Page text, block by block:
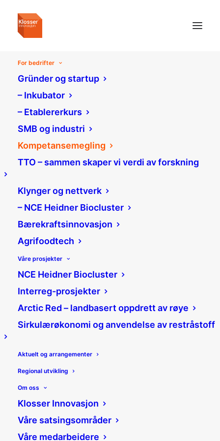
For bedrifter
Gründer og startup
– Inkubator
– Etablererkurs
SMB og industri
Kompetansemegling
TTO – sammen skaper vi verdi av forskning
Klynger og nettverk
– NCE Heidner Biocluster
Bærekraftsinnovasjon
Agrifoodtech
Våre prosjekter
NCE Heidner Biocluster
Interreg-prosjekter
Arctic Red – landbasert oppdrett av røye
Sirkulærøkonomi og anvendelse av restråstoff
Aktuelt og arrangementer
Regional utvikling
Om oss
Klosser Innovasjon
Våre satsingsområder
Våre medarbeidere
Kompetansemegling
Gi bedriften din et
konkurransefortrinn med
forskning og utvikling.
Kompetansemegling er en gratis tjeneste
forsknings- og utviklingsmiljøer. Målet er å
tjenester eller prosesser, og styrke
innovasjonsevnen. Gjennom
økonomisk støtte gjennom FORREGION.
Hva er FORREGION?